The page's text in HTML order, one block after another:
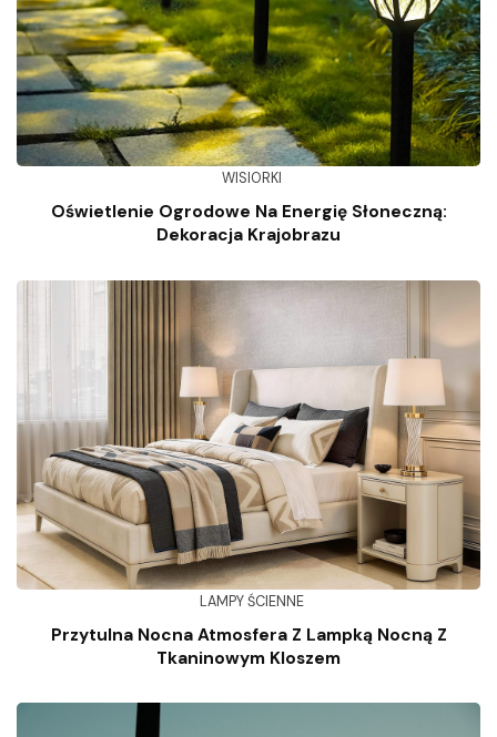
WISIORKI
Oświetlenie Ogrodowe Na Energię Słoneczną:
Dekoracja Krajobrazu
LAMPY ŚCIENNE
Przytulna Nocna Atmosfera Z Lampką Nocną Z
Tkaninowym Kloszem